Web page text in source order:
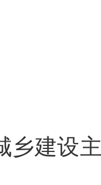
乡建设